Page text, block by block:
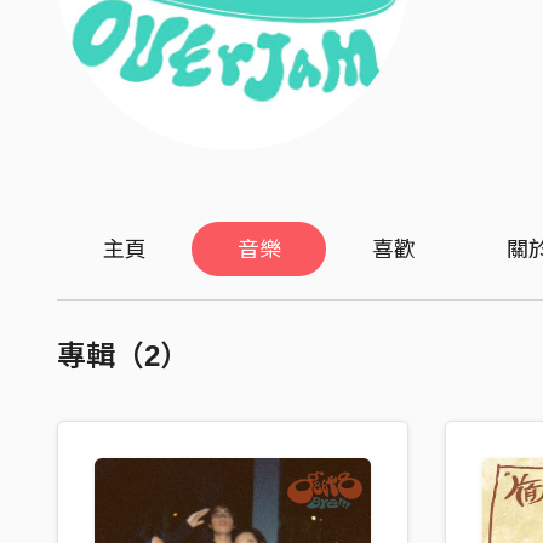
主頁 音樂 喜歡 關
專輯（2）